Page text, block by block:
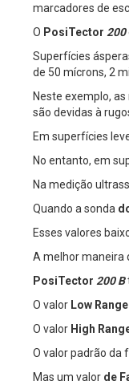
marcadores de
O PosiTector 200
Superfícies
de 50 mícrons, 2
Neste exemplo,
são devidas à
Em superfícies
No entanto, em
Na medição
Quando a sonda
Esses valores
A melhor maneira
PosiTector 200 B
O valor Low Range
O valor High
O valor padrão da
Mas um valor de